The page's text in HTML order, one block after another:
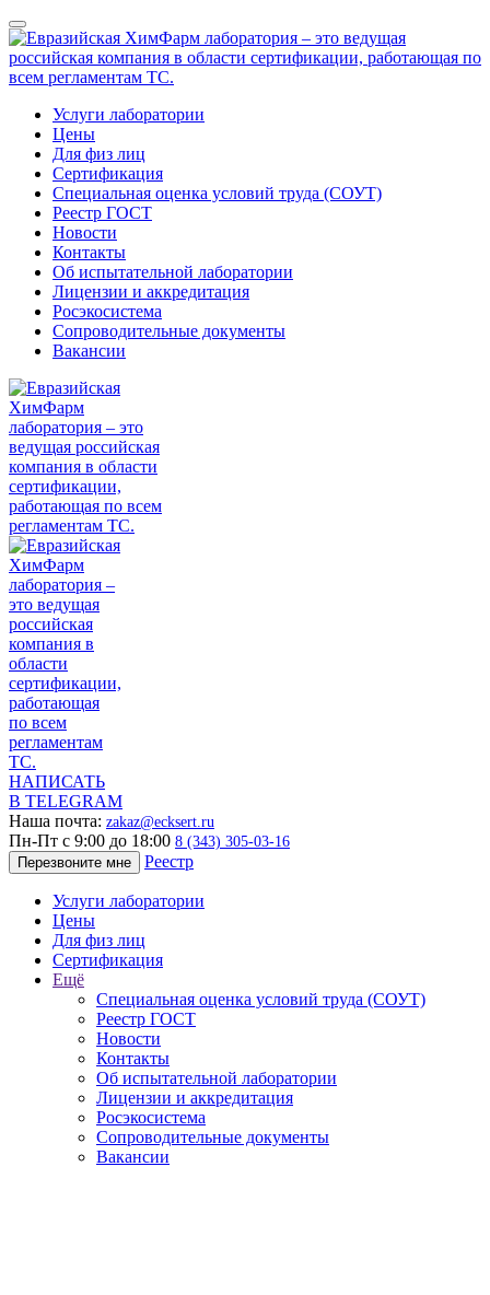
Услуги лаборатории
Цены
Для физ лиц
Сертификация
Специальная оценка условий труда (СОУТ)
Реестр ГОСТ
Новости
Контакты
Об испытательной лаборатории
Лицензии и аккредитация
Росэкосистема
Сопроводительные документы
Вакансии
НАПИСАТЬ
В TELEGRAM
Наша почта: zakaz@ecksert.ru
Пн-Пт с 9:00 до 18:00 8 (343) 305-03-16
Перезвоните мне
Реестр
Услуги лаборатории
Цены
Для физ лиц
Сертификация
Ещё
Специальная оценка условий труда (СОУТ)
Реестр ГОСТ
Новости
Контакты
Об испытательной лаборатории
Лицензии и аккредитация
Росэкосистема
Сопроводительные документы
Вакансии